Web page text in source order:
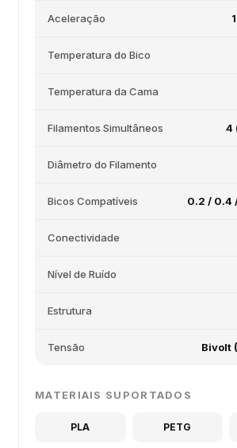
Aceleração
Temperatura do Bico
Temperatura da Cama
Filamentos Simultâneos 4
Diâmetro do Filamento
Bicos Compatíveis 0.2 / 0.4
Conectividade
Nível de Ruído
Estrutura
Tensão Bivolt
MATERIAIS SUPORTADOS
PLA PETG